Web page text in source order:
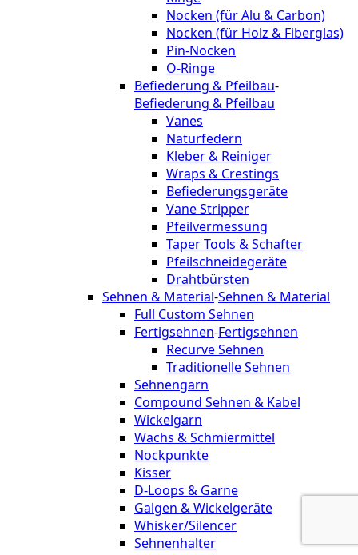
Nocken (für Alu & Carbon)
Nocken (für Holz & Fiberglas)
Pin-Nocken
O-Ringe
Befiederung & Pfeilbau-
Befiederung & Pfeilbau
Vanes
Naturfedern
Kleber & Reiniger
Wraps & Crestings
Befiederungsgeräte
Vane Stripper
Pfeilvermessung
Taper Tools & Schafter
Pfeilschneidegeräte
Drahtbürsten
Sehnen & Material-Sehnen & Material
Full Custom Sehnen
Fertigsehnen-Fertigsehnen
Recurve Sehnen
Traditionelle Sehnen
Sehnengarn
Compound Sehnen & Kabel
Wickelgarn
Wachs & Schmiermittel
Nockpunkte
Kisser
D-Loops & Garne
Galgen & Wickelgeräte
Whisker/Silencer
Sehnenhalter